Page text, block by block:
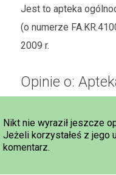
Jest to apteka
(o numerze
2009 r.
Opinie o:
Nikt nie wyraził jeszcze
Jeżeli korzystałeś z jego
komentarz.